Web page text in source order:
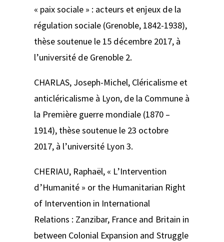
« paix sociale » : acteurs et enjeux de la
régulation sociale (Grenoble, 1842-1938),
thèse soutenue le 15 décembre 2017, à
l’université de Grenoble 2.
CHARLAS, Joseph-Michel, Cléricalisme et
anticléricalisme à Lyon, de la Commune à
la Première guerre mondiale (1870 –
1914), thèse soutenue le 23 octobre
2017, à l’université Lyon 3.
CHERIAU, Raphaël, « L’Intervention
d’Humanité » or the Humanitarian Right
of Intervention in International
Relations : Zanzibar, France and Britain in
between Colonial Expansion and Struggle